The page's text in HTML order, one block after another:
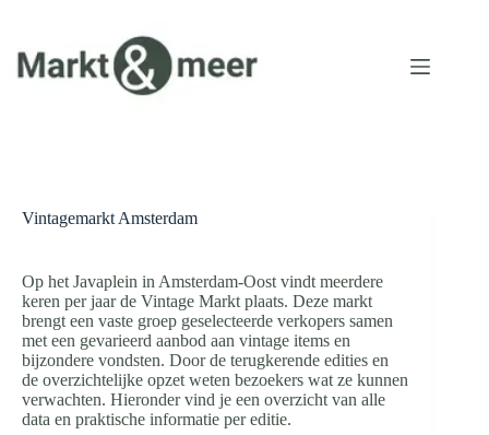
de
inhoud
Vintagemarkt Amsterdam
Op het Javaplein in Amsterdam-Oost vindt meerdere
keren per jaar de Vintage Markt plaats. Deze markt
brengt een vaste groep geselecteerde verkopers samen
met een gevarieerd aanbod aan vintage items en
bijzondere vondsten. Door de terugkerende edities en
de overzichtelijke opzet weten bezoekers wat ze kunnen
verwachten. Hieronder vind je een overzicht van alle
data en praktische informatie per editie.